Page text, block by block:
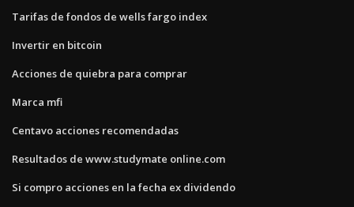
Tarifas de fondos de wells fargo index
Invertir en bitcoin
Acciones de quiebra para comprar
Marca mfi
Centavo acciones recomendadas
Resultados de www.studymate online.com
Si compro acciones en la fecha ex dividendo